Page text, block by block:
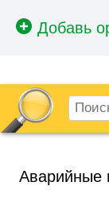
Аварийные